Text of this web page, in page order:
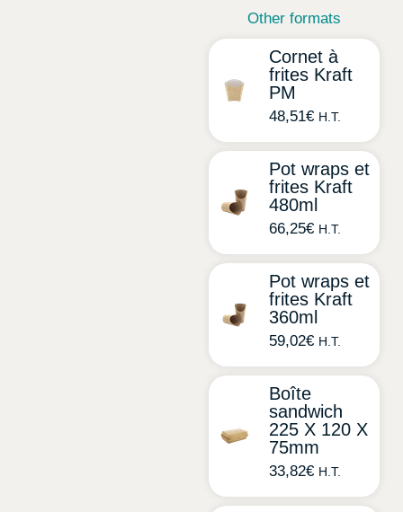
Other formats
Cornet à
frites Kraft
PM
48,51€ H.T.
Pot wraps et
frites Kraft
480ml
66,25€ H.T.
Pot wraps et
frites Kraft
360ml
59,02€ H.T.
Boîte
sandwich
225 X 120 X
75mm
33,82€ H.T.